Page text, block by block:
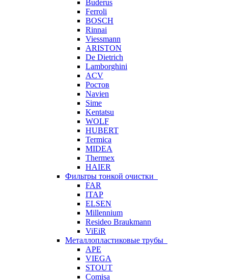
Buderus
Ferroli
BOSCH
Rinnai
Viessmann
ARISTON
De Dietrich
Lamborghini
ACV
Ростов
Navien
Sime
Kentatsu
WOLF
HUBERT
Termica
MIDEA
Thermex
HAIER
Фильтры тонкой очистки
FAR
ITAP
ELSEN
Millennium
Resideo Braukmann
ViEiR
Металлопластиковые трубы
APE
VIEGA
STOUT
Comisa